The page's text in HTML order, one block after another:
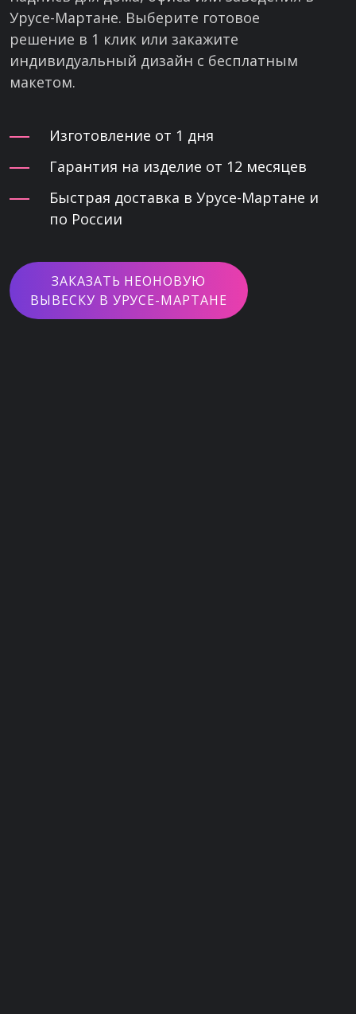
Урусе-Мартане. Выберите готовое
решение в 1 клик или закажите
индивидуальный дизайн с бесплатным
макетом.
Изготовление от 1 дня
Гарантия на изделие от 12 месяцев
Быстрая доставка в Урусе-Мартане и
по России
ЗАКАЗАТЬ НЕОНОВУЮ
ВЫВЕСКУ В УРУСЕ-МАРТАНЕ